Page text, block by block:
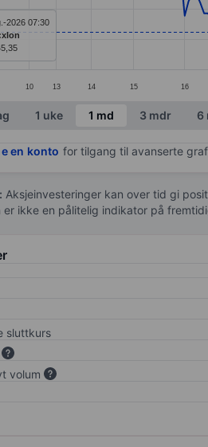
10 13 14 15 16
2026 07:30
interactive chart.
1 uke 1 md 3 mdr 6
en konto for tilgang til avanserte
Aksjeinvesteringer kan over tid gi
er ikke en pålitelig indikator på
sluttkurs
volum